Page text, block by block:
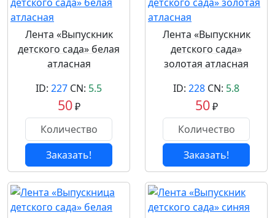
Лента «Выпускник
детского сада» белая
атласная
ID: 227 CN: 5.5
50₽
Заказать!
Лента «Выпускник
детского сада»
золотая атласная
ID: 228 CN: 5.8
50₽
Заказать!